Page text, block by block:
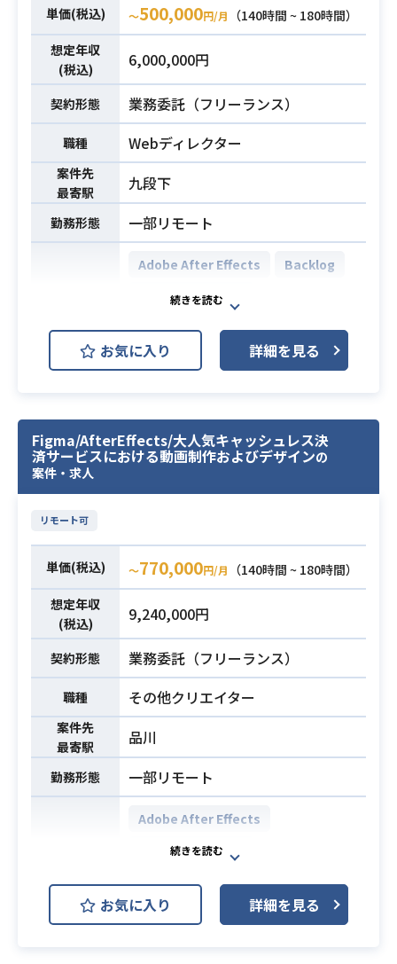
必須スキル
・Webディレクターとしての実務経
験3年以上
・Photoshop・Illustratorを用いた
業務経験3年以上
・PowerPoint・Excelを用いた提案
書・構成指示書の作成経験
・広告代理店案件における広告コン
テンツ制作経験
・CMSを用いたコンテンツ管理経験
・Backlog、Notion、Asanaなどの
プロジェクト管理ツールを用いた業
務経験
誌・Webメディアでの業務経験
単価(税込) 〜500,000円/月
（140時間 ~ 180時間）
想定年収
(税込)
6,000,000円
契約形態 業務委託（フリーランス）
職種 Webディレクター
案件先
最寄駅
九段下
勤務形態 一部リモート
開発環境
Adobe After Effects
Backlog
Adobe Illustrator
Adobe Photoshop
Adobe Premiere Pro
Figma
Webメディアにおいて、主に広告コ
ンテンツの動画制作をお任せしま
基本的に出社をお願いしております
状況によりリモートも相談可能な案
件になります。
必須スキル
・動画制作案件に3年以上の関わった
実務経験（企業系であればSNSやYou
Tubeなどの動画制作も可）
・Adobe等の動画編集ツールを用い
た業務経験3年以上
・PowerPoint・Excelを用いた提案
書・構成指示書の作成経験
・広告代理店案件における広告コン
テンツ制作経験
誌・Webメディアでの業務経験
お気に入り 詳細を見る
Figma/AfterEffects/大人気キャッシュレス決
済サービスにおける動画制作およびデザインの
案件・求人
リモート可
単価(税込) 〜770,000円/月
（140時間 ~ 180時間）
想定年収
(税込)
9,240,000円
契約形態 業務委託（フリーランス）
職種 その他クリエイター
案件先
最寄駅
品川
勤務形態 一部リモート
Adobe After Effects
Adobe Illustrator
Adobe Photoshop
Figma
大手Fintech企業において
お気に入り 詳細を見る